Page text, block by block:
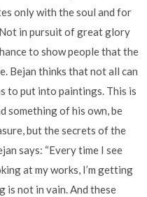
only with the soul and for
in pursuit of great glory
to show people that the
Bejan thinks that not all can
to put into paintings. This is
something of his own, be
but the secrets of the
says: “Every time I see
at my works, I’m getting
is not in vain. And these